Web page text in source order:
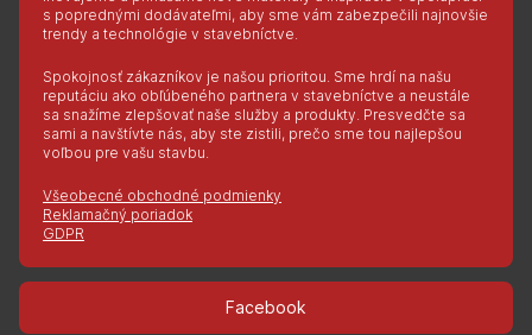
s poprednými dodávateľmi, aby sme vám zabezpečili najnovšie
trendy a technológie v stavebníctve.
Spokojnosť zákazníkov je našou prioritou. Sme hrdí na našu
reputáciu ako obľúbeného partnera v stavebníctve a neustále
sa snažíme zlepšovať naše služby a produkty. Presvedčte sa
sami a navštívte nás, aby ste zistili, prečo sme tou najlepšou
voľbou pre vašu stavbu.
Všeobecné obchodné podmienky
Reklamačný poriadok
GDPR
Facebook